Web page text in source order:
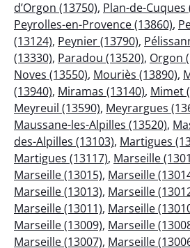
d’Orgon (13750), Plan-de-Cuques
Peyrolles-en-Provence (13860),
(13124), Peynier (13790),
(13330), Paradou (13520), Orgon
Noves (13550), Mouriès (13890),
(13940), Miramas (13140), Mimet
Meyreuil (13590), Meyrargues
Maussane-les-Alpilles (13520),
des-Alpilles (13103), Martigues
Martigues (13117), Marseille
Marseille (13015), Marseille
Marseille (13013), Marseille
Marseille (13011), Marseille
Marseille (13009), Marseille
Marseille (13007), Marseille